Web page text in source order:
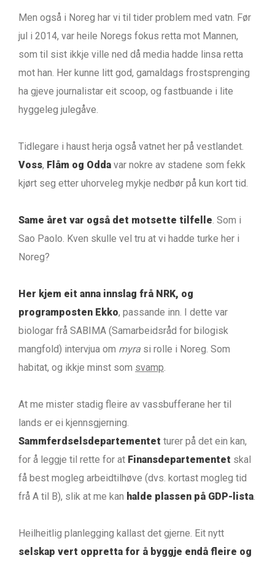
Men også i Noreg har vi til tider problem med vatn. Før
jul i 2014, var heile Noregs fokus retta mot Mannen,
som til sist ikkje ville ned då media hadde linsa retta
mot han. Her kunne litt god, gamaldags frostsprenging
ha gjeve journalistar eit scoop, og fastbuande i lite
hyggeleg julegåve.
Tidlegare i haust herja også vatnet her på vestlandet.
Voss, Flåm og Odda var nokre av stadene som fekk
kjørt seg etter uhorveleg mykje nedbør på kun kort tid.
Same året var også det motsette tilfelle. Som i
Sao Paolo. Kven skulle vel tru at vi hadde turke her i
Noreg?
Her kjem eit anna innslag frå NRK, og
programposten Ekko, passande inn. I dette var
biologar frå SABIMA (Samarbeidsråd for bilogisk
mangfold) intervjua om myra si rolle i Noreg. Som
habitat, og ikkje minst som svamp.
At me mister stadig fleire av vassbufferane her til
lands er ei kjennsgjerning.
Sammferdselsdepartementet turer på det ein kan,
for å leggje til rette for at Finansdepartementet skal
få best mogleg arbeidtilhøve (dvs. kortast mogleg tid
frå A til B), slik at me kan halde plassen på GDP-lista.
Heilheitlig planlegging kallast det gjerne. Eit nytt
selskap vert oppretta for å byggje endå fleire og